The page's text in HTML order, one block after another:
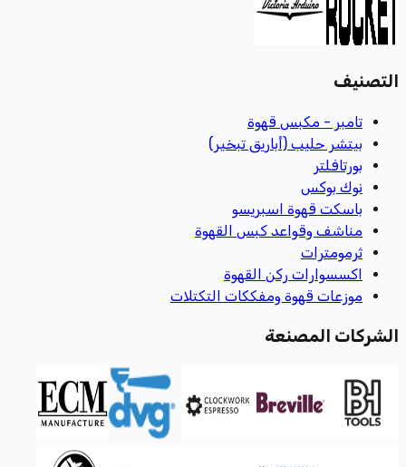
التصنيف
تامبر - مكبس قهوة
بيتشر حليب (أباريق تبخير)
بورتافلتر
نوك بوكس
باسكت قهوة اسبريسو
مناشف وقواعد كبس القهوة
ثرمومترات
اكسسوارات ركن القهوة
موزعات قهوة ومفككات التكتلات
الشركات المصنعة